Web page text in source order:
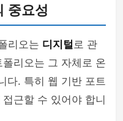
중요성
리오는 디지털로 관
리오는 그 자체로 온
다. 특히 웹 기반 포트
근할 수 있어야 합니